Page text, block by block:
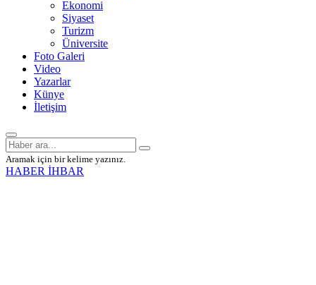
Ekonomi
Siyaset
Turizm
Üniversite
Foto Galeri
Video
Yazarlar
Künye
İletişim
Aramak için bir kelime yazınız.
HABER İHBAR